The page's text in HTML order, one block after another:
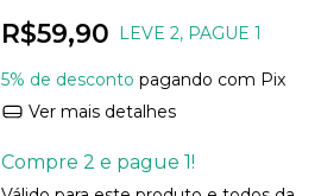
R$59,90 LEVE 2, PAGUE 1
5% de desconto pagando com Pix
Ver mais detalhes
Compre 2 e pague 1!